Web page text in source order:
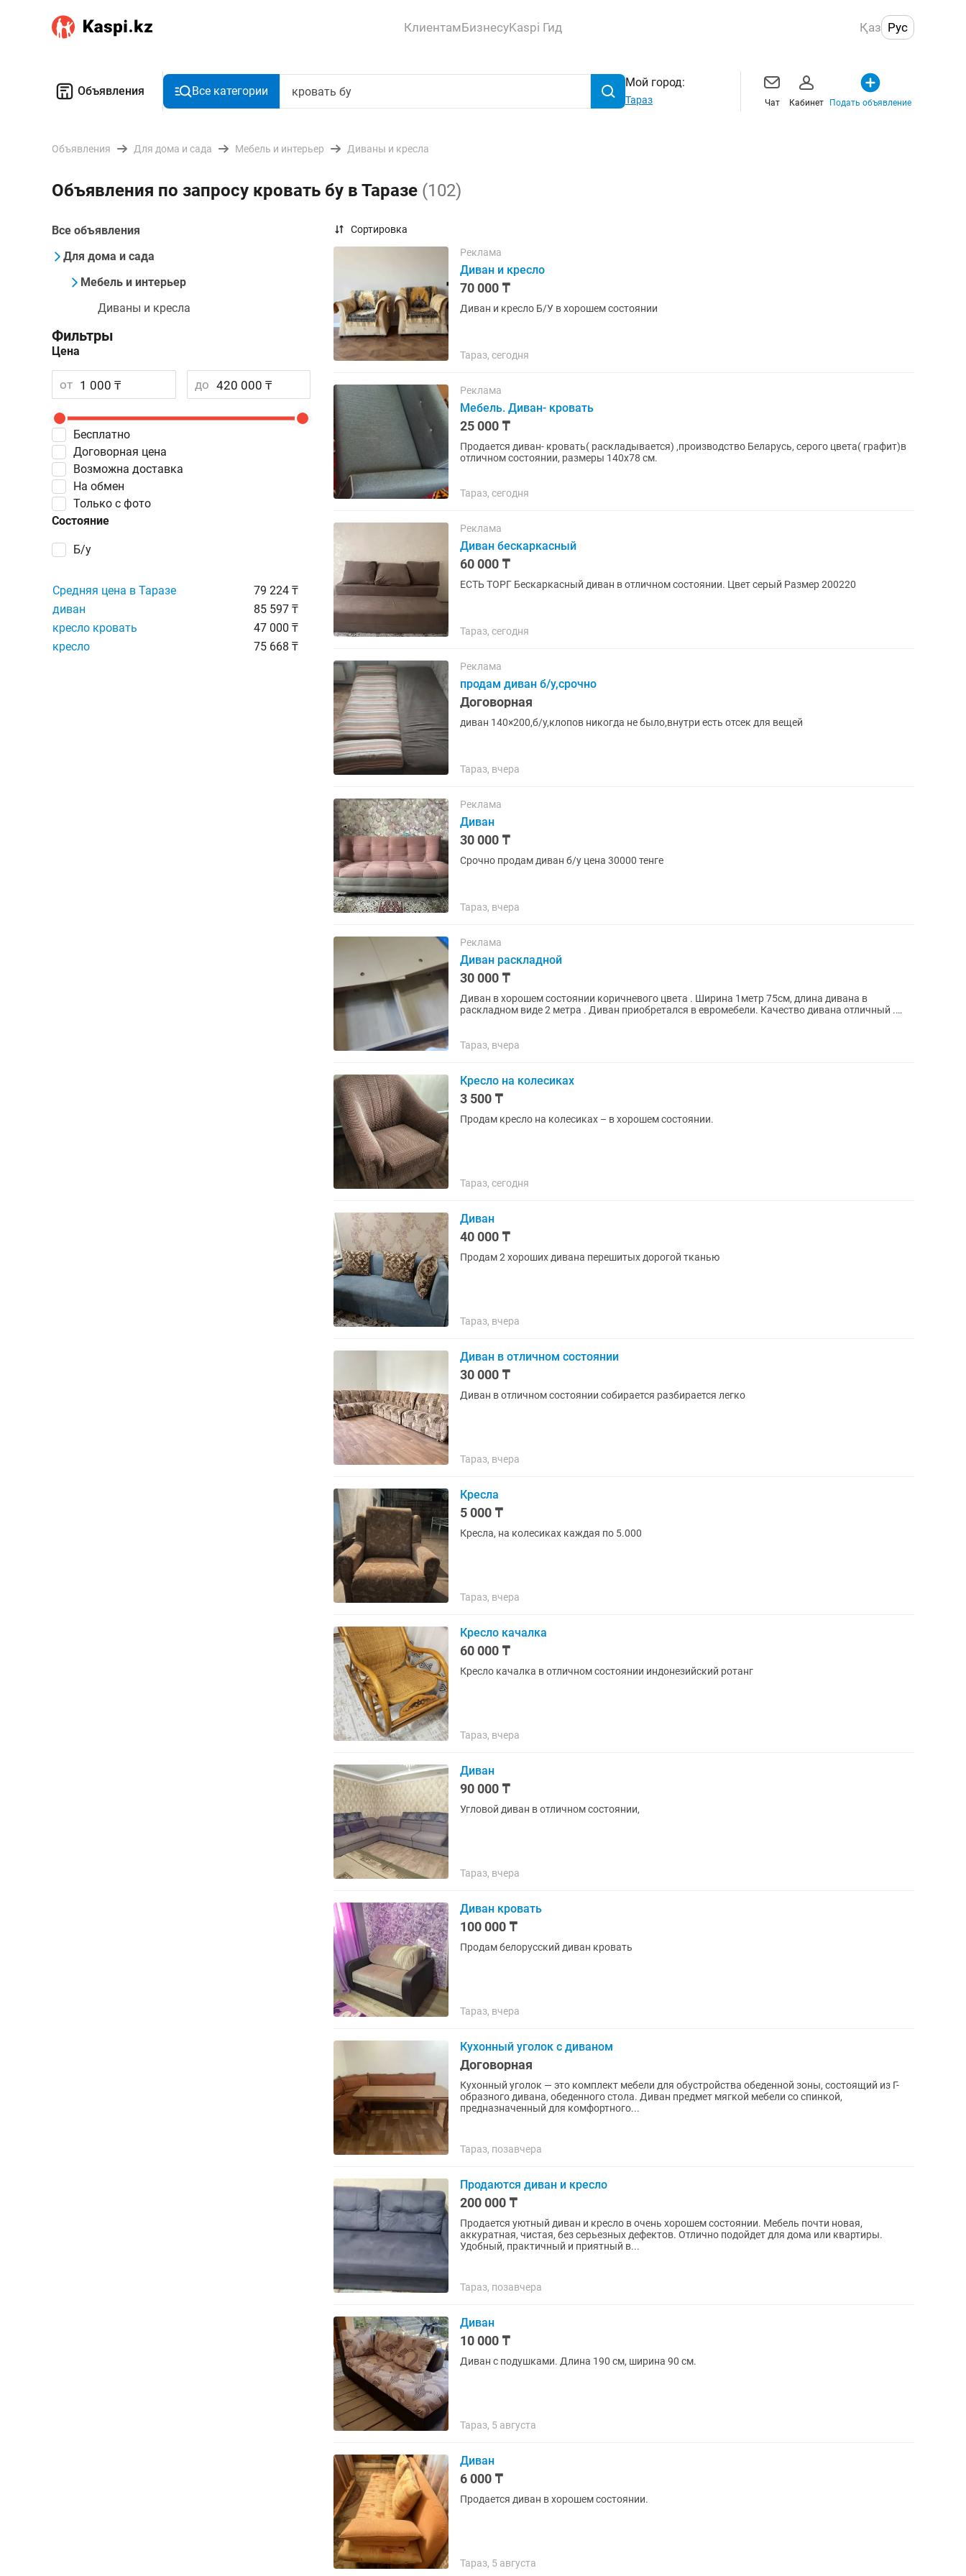
КлиентамБизнесуKaspi Гид Қаз Рус
Объявления Все категории
Мой город:
Тараз Чат Кабинет Подать объявление
Объявления Для дома и сада Мебель и интерьер Диваны и кресла
Объявления по запросу кровать бу в Таразе (102)
Все объявления
Для дома и сада
Мебель и интерьер
Диваны и кресла
Фильтры
Цена
от до
Бесплатно
Договорная цена
Возможна доставка
Состояние
Б/у
На обмен
Только с фото
Средняя цена в Таразе
79 224 ₸
диван
85 597 ₸
кресло кровать
47 000 ₸
кресло
75 668 ₸
Сортировка
Реклама
Диван и кресло
70 000 ₸
Диван и кресло Б/У в хорошем состоянии
Тараз, сегодня
Реклама
Мебель. Диван- кровать
25 000 ₸
Продается диван- кровать( раскладывается) ,производство Беларусь, серого цвета( графит)в
отличном состоянии, размеры 140х78 см.
Тараз, сегодня
Реклама
Диван бескаркасный
60 000 ₸
ЕСТЬ ТОРГ Бескаркасный диван в отличном состоянии. Цвет серый Размер 200220
Тараз, сегодня
Реклама
продам диван б/у,срочно
Договорная
диван 140×200,б/у,клопов никогда не было,внутри есть отсек для вещей
Тараз, вчера
Реклама
Диван
30 000 ₸
Срочно продам диван б/у цена 30000 тенге
Тараз, вчера
Реклама
Диван раскладной
30 000 ₸
Диван в хорошем состоянии коричневого цвета . Ширина 1метр 75см, длина дивана в
раскладном виде 2 метра . Диван приобретался в евромебели. Качество дивана отличный .
Тараз, вчера
Кресло на колесиках
3 500 ₸
Продам кресло на колесиках – в хорошем состоянии.
Тараз, сегодня
Диван
40 000 ₸
Продам 2 хороших дивана перешитых дорогой тканью
Тараз, вчера
Диван в отличном состоянии
30 000 ₸
Диван в отличном состоянии собирается разбирается легко
Тараз, вчера
Кресла
5 000 ₸
Кресла, на колесиках каждая по 5.000
Тараз, вчера
Кресло качалка
60 000 ₸
Кресло качалка в отличном состоянии индонезийский ротанг
Тараз, вчера
Диван
90 000 ₸
Угловой диван в отличном состоянии,
Тараз, вчера
Диван кровать
100 000 ₸
Продам белорусский диван кровать
Тараз, вчера
Кухонный уголок с диваном
Договорная
Кухонный уголок — это комплект мебели для обустройства обеденной зоны, состоящий из Г-
образного дивана, обеденного стола. Диван предмет мягкой мебели со спинкой,
предназначенный для комфортного...
Тараз, позавчера
Продаются диван и кресло
200 000 ₸
Продается уютный диван и кресло в очень хорошем состоянии. Мебель почти новая,
аккуратная, чистая, без серьезных дефектов. Отлично подойдет для дома или квартиры.
Удобный, практичный и приятный в...
Тараз, позавчера
Диван
10 000 ₸
Диван с подушками. Длина 190 см, ширина 90 см.
Тараз, 5 августа
Диван
6 000 ₸
Продается диван в хорошем состоянии.
Тараз, 5 августа